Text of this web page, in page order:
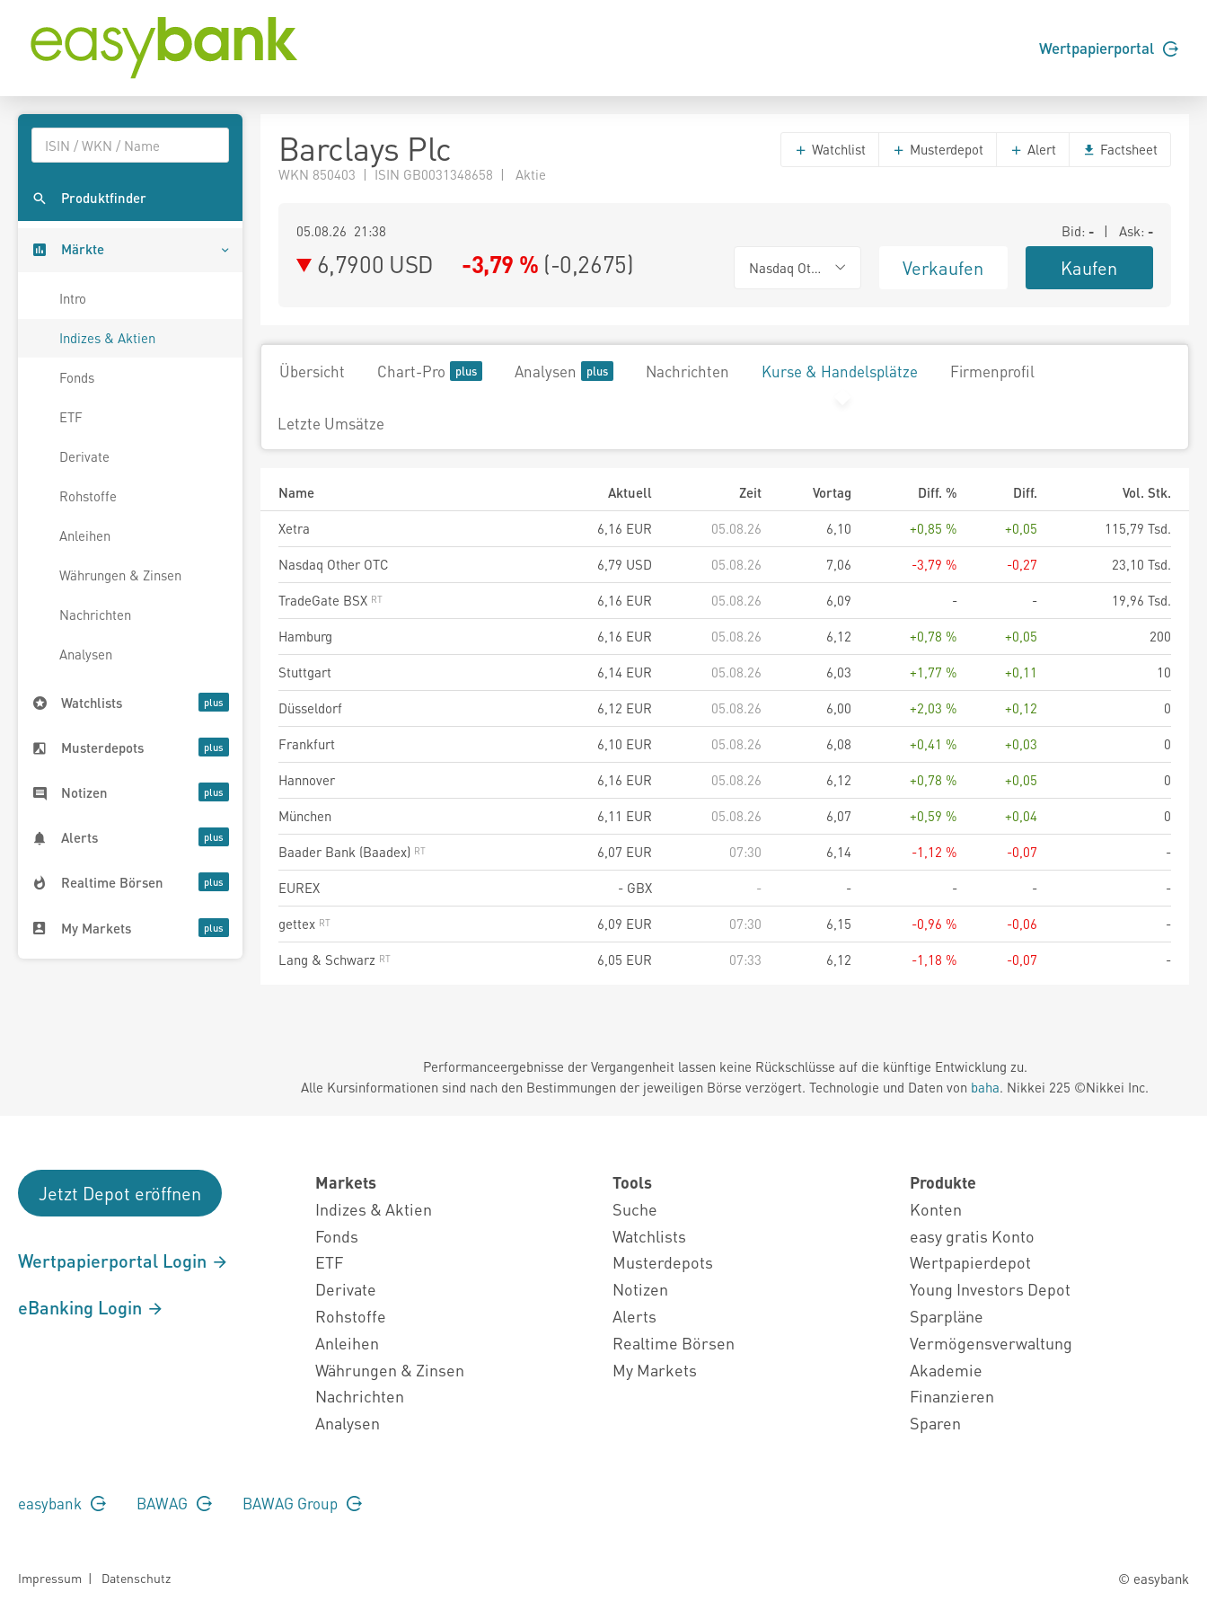
Wertpapierportal
Produktfinder
Märkte
Intro
Indizes & Aktien
Fonds
ETF
Derivate
Rohstoffe
Anleihen
Währungen & Zinsen
Nachrichten
Analysen
Watchlists
Musterdepots
Notizen
Alerts
Realtime Börsen
My Markets
Barclays Plc
WKN 850403 | ISIN GB0031348658 | Aktie
Watchlist Musterdepot Alert Factsheet
05.08.26 21:38 Bid: - | Ask: -
6,7900 USD -3,79 % (-0,2675) Nasdaq Other OTC Verkaufen Kaufen
Übersicht Chart-Pro Analysen Nachrichten Kurse & Handelsplätze Firmenprofil
Letzte Umsätze
Name Aktuell Zeit Vortag Diff. % Diff.
Vol. Stk.
Xetra
6,16 EUR 05.08.26 6,10 +0,85 % +0,05
115,79 Tsd.
Nasdaq Other OTC
6,79 USD 05.08.26 7,06 -3,79 % -0,27
23,10 Tsd.
TradeGate BSX
6,16 EUR 05.08.26 6,09 - -
19,96 Tsd.
Hamburg
6,16 EUR 05.08.26 6,12 +0,78 % +0,05
200
Stuttgart
6,14 EUR 05.08.26 6,03 +1,77 % +0,11
10
Düsseldorf
6,12 EUR 05.08.26 6,00 +2,03 % +0,12
0
Frankfurt
6,10 EUR 05.08.26 6,08 +0,41 % +0,03
0
Hannover
6,16 EUR 05.08.26 6,12 +0,78 % +0,05
0
München
6,11 EUR 05.08.26 6,07 +0,59 % +0,04
0
Baader Bank (Baadex)
6,07 EUR 07:30 6,14 -1,12 % -0,07
-
EUREX
- GBX - - - -
-
gettex
6,09 EUR 07:30 6,15 -0,96 % -0,06
-
Lang & Schwarz
6,05 EUR 07:33 6,12 -1,18 % -0,07 -
Performanceergebnisse der Vergangenheit lassen keine Rückschlüsse auf die künftige Entwicklung zu.
Alle Kursinformationen sind nach den Bestimmungen der jeweiligen Börse verzögert. Technologie und Daten von baha. Nikkei 225 ©Nikkei Inc.
Jetzt Depot eröffnen
Wertpapierportal Login
eBanking Login
Markets
Indizes & Aktien
Fonds
ETF
Derivate
Rohstoffe
Anleihen
Währungen & Zinsen
Nachrichten
Analysen
Tools
Suche
Watchlists
Musterdepots
Notizen
Alerts
Realtime Börsen
My Markets
Produkte
Konten
easy gratis Konto
Wertpapierdepot
Young Investors Depot
Sparpläne
Vermögensverwaltung
Akademie
Finanzieren
Sparen
easybank BAWAG BAWAG Group
Impressum | Datenschutz © easybank